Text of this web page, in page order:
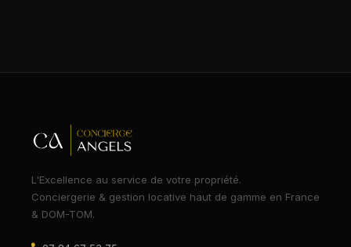
L'Excellence au service de votre propriété.
Conciergerie & gestion locative haut de gamme en France
& DOM-TOM.